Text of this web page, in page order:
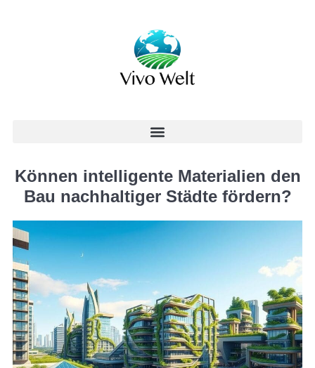
Können intelligente Materialien den
Bau nachhaltiger Städte fördern?